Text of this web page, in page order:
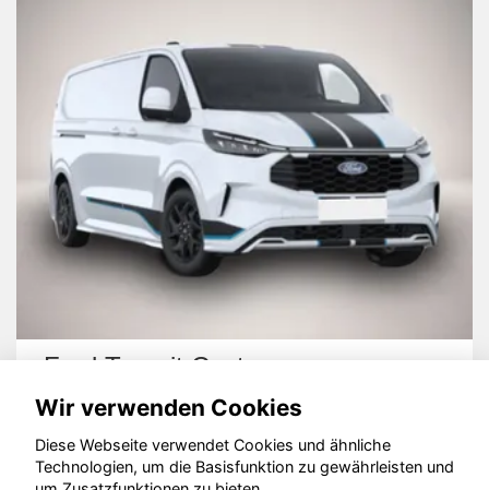
Volkswagen
Wir verwenden Cookies
Diese Webseite verwendet Cookies und ähnliche
Technologien, um die Basisfunktion zu gewährleisten und